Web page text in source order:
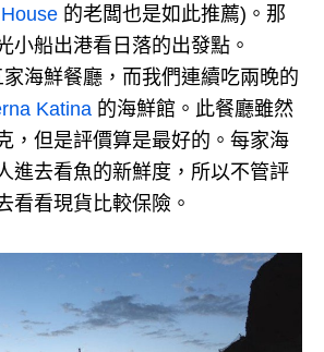
的老闆也是如此推薦)。那
小船出港看日落的出發點。
海鮮餐廳，而我們連續吃兩晚的
Katina 的海鮮館。此餐廳雖然
，但是評價算是最好的。每家海
進去看魚的新鮮度，所以不管評
看看現貨比較保險。